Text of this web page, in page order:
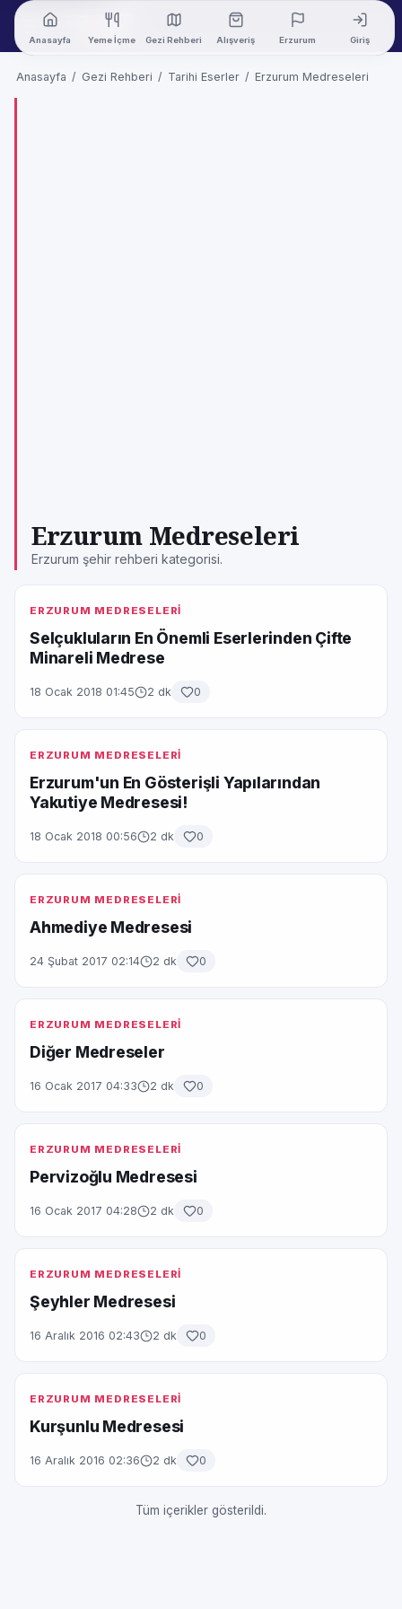
Anasayfa Yeme İçme Gezi Rehberi Alışveriş Erzurum Giriş
Anasayfa / Gezi Rehberi / Tarihi Eserler / Erzurum Medreseleri
Erzurum Medreseleri
Erzurum şehir rehberi kategorisi.
ERZURUM MEDRESELERİ
Selçukluların En Önemli Eserlerinden Çifte
Minareli Medrese
18 Ocak 2018 01:45 2 dk 0
ERZURUM MEDRESELERİ
Erzurum'un En Gösterişli Yapılarından
Yakutiye Medresesi!
18 Ocak 2018 00:56 2 dk 0
ERZURUM MEDRESELERİ
Ahmediye Medresesi
24 Şubat 2017 02:14 2 dk 0
ERZURUM MEDRESELERİ
Diğer Medreseler
16 Ocak 2017 04:33 2 dk 0
ERZURUM MEDRESELERİ
Pervizoğlu Medresesi
16 Ocak 2017 04:28 2 dk 0
ERZURUM MEDRESELERİ
Şeyhler Medresesi
16 Aralık 2016 02:43 2 dk 0
ERZURUM MEDRESELERİ
Kurşunlu Medresesi
16 Aralık 2016 02:36 2 dk 0
Tüm içerikler gösterildi.